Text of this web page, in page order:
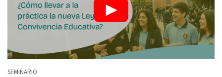
SEMINARIO